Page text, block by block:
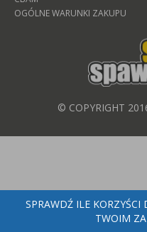
OGÓLNE WARUNKI ZAKUPU
© COPYRIGHT
SPRAWDŹ ILE KORZYŚCI
TWOIM